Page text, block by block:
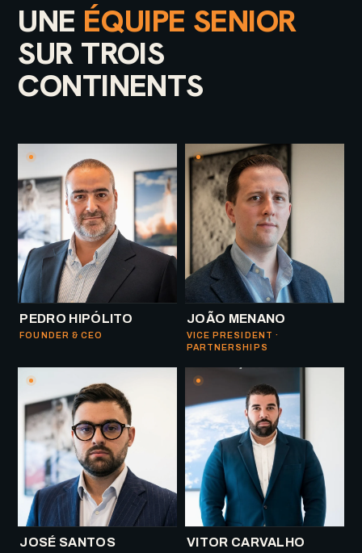
UNE ÉQUIPE SENIOR
SUR TROIS
CONTINENTS
PEDRO HIPÓLITO
FOUNDER & CEO
JOÃO MENANO
VICE PRESIDENT ·
PARTNERSHIPS
JOSÉ SANTOS VITOR CARVALHO